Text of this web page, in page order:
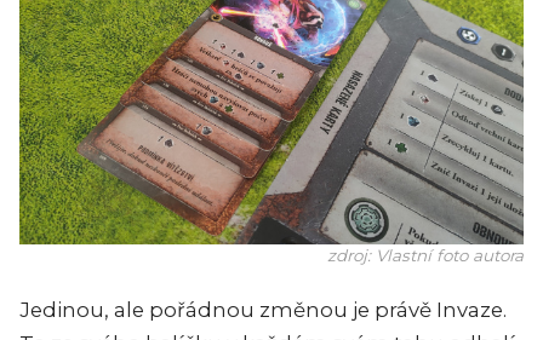
zdroj: Vlastní foto autora
Jedinou, ale pořádnou změnou je právě Invaze.